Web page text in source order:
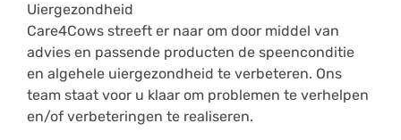
Uiergezondheid
Care4Cows streeft er naar om door middel van
advies en passende producten de speenconditie
en algehele uiergezondheid te verbeteren. Ons
team staat voor u klaar om problemen te verhelpen
en/of verbeteringen te realiseren.